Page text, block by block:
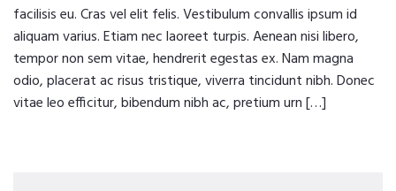
facilisis eu. Cras vel elit felis. Vestibulum convallis ipsum id
aliquam varius. Etiam nec laoreet turpis. Aenean nisi libero,
tempor non sem vitae, hendrerit egestas ex. Nam magna
odio, placerat ac risus tristique, viverra tincidunt nibh. Donec
vitae leo efficitur, bibendum nibh ac, pretium urn […]